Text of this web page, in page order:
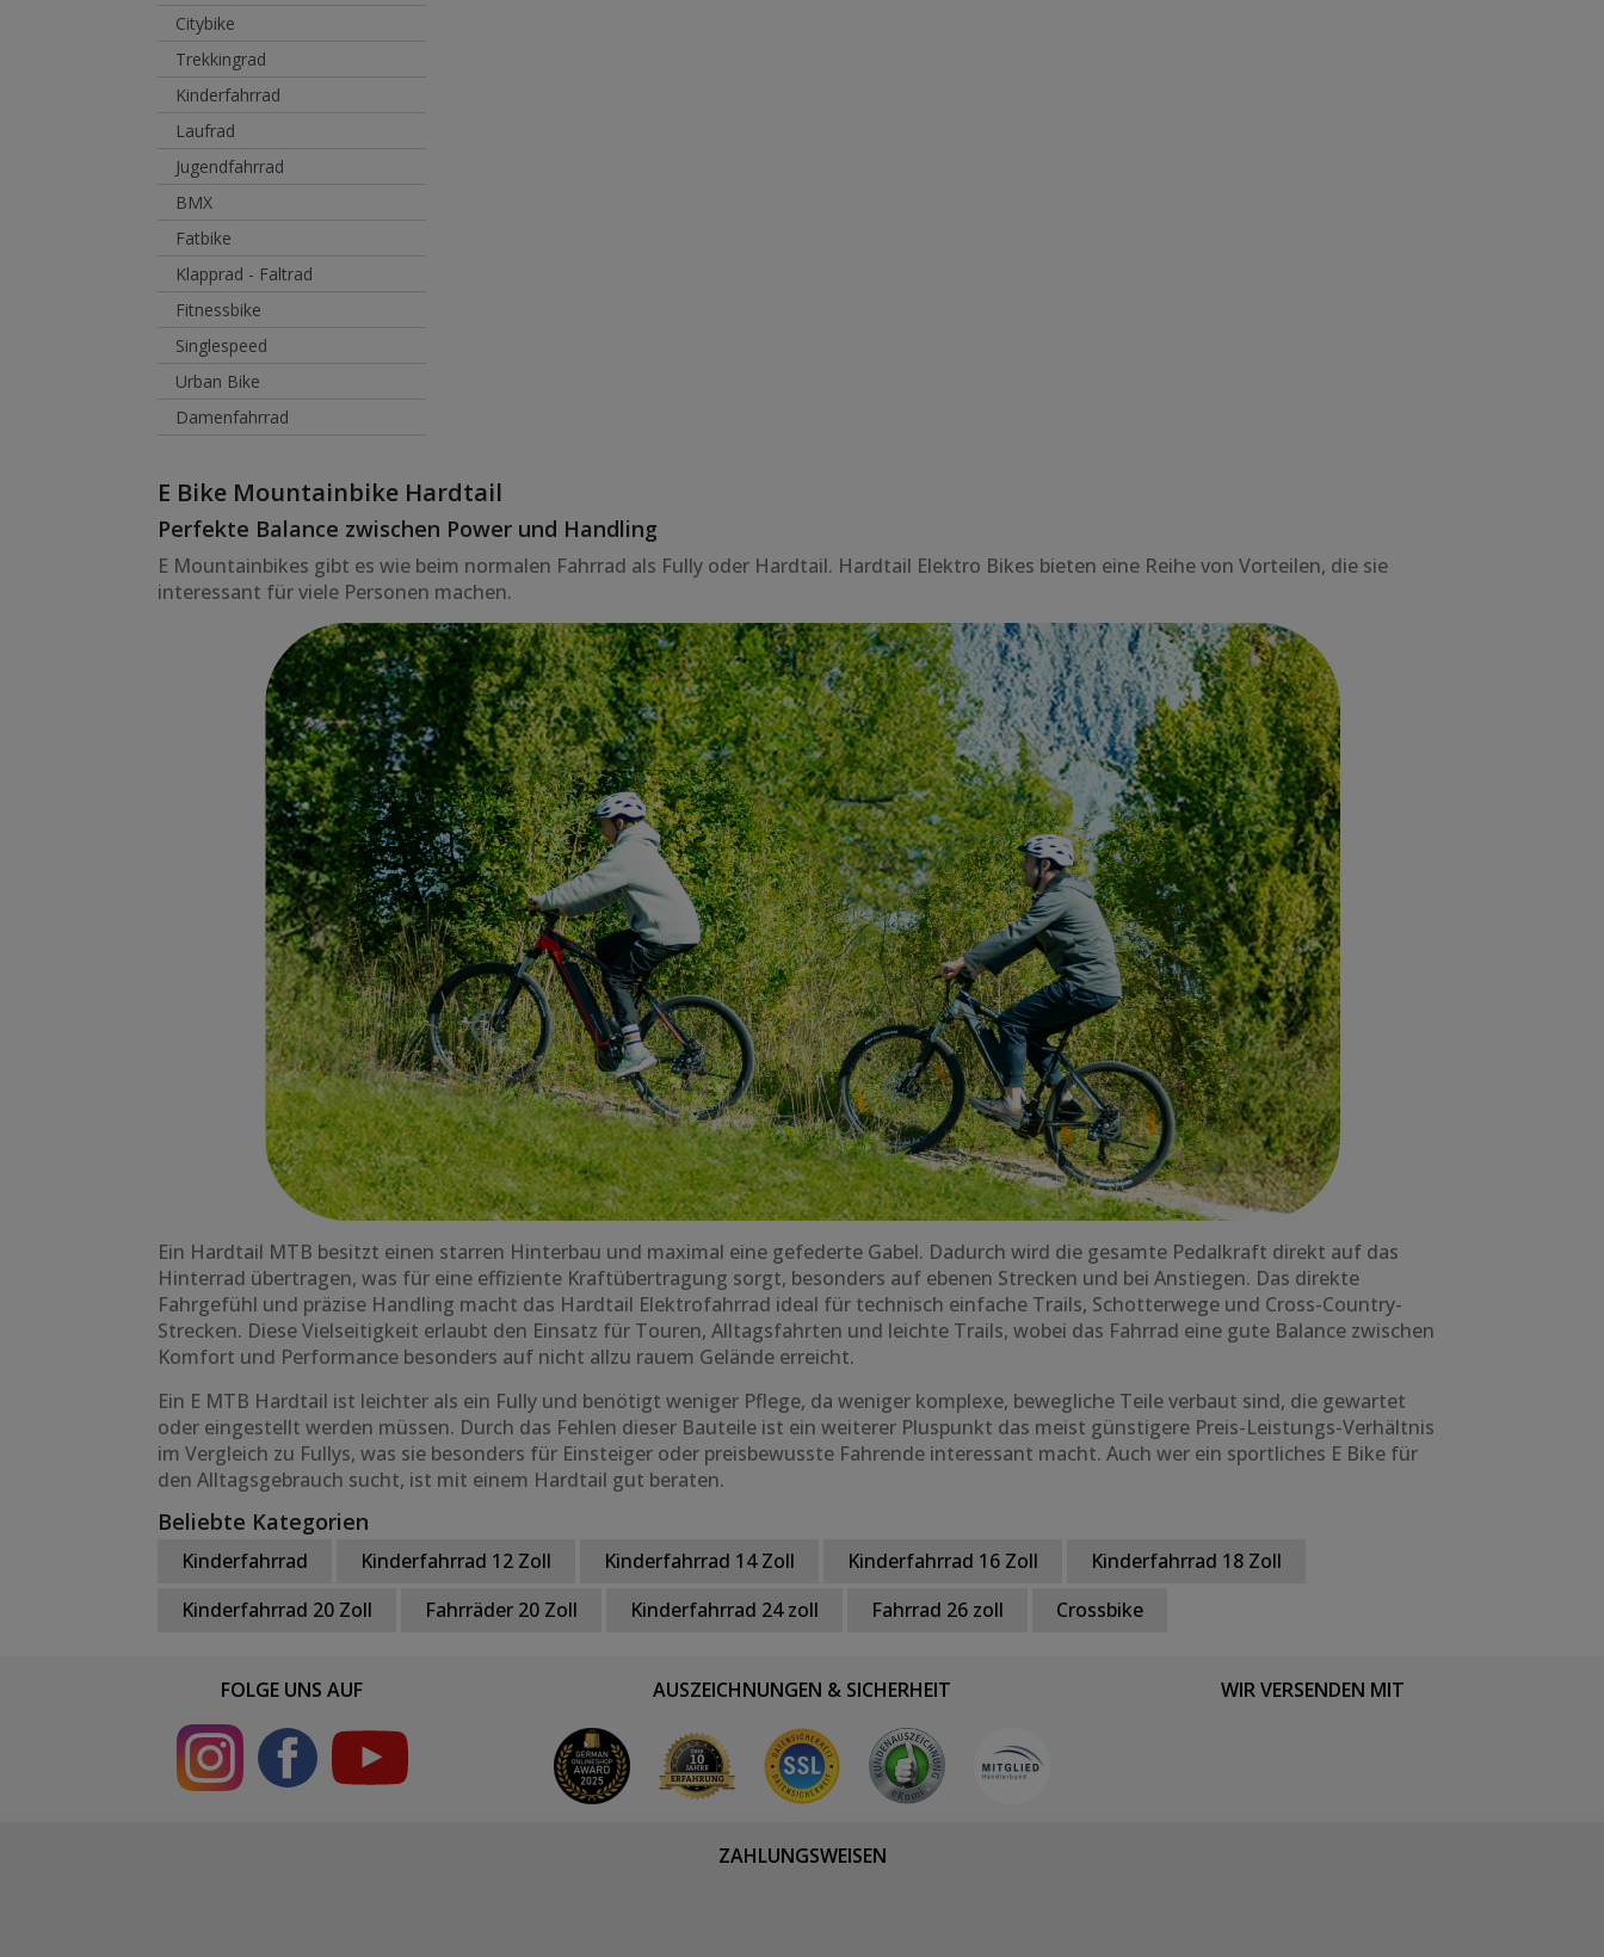
Citybike
Trekkingrad
Kinderfahrrad
Laufrad
Jugendfahrrad
BMX
Fatbike
Klapprad - Faltrad
Fitnessbike
Singlespeed
Urban Bike
Damenfahrrad
E Bike Mountainbike Hardtail
Perfekte Balance zwischen Power und Handling
E Mountainbikes gibt es wie beim normalen Fahrrad als Fully oder Hardtail. Hardtail Elektro Bikes bieten eine Reihe von Vorteilen, die sie
interessant für viele Personen machen.
Ein Hardtail MTB besitzt einen starren Hinterbau und maximal eine gefederte Gabel. Dadurch wird die gesamte Pedalkraft direkt auf das
Hinterrad übertragen, was für eine effiziente Kraftübertragung sorgt, besonders auf ebenen Strecken und bei Anstiegen. Das direkte
Fahrgefühl und präzise Handling macht das Hardtail Elektrofahrrad ideal für technisch einfache Trails, Schotterwege und Cross-Country-
Strecken. Diese Vielseitigkeit erlaubt den Einsatz für Touren, Alltagsfahrten und leichte Trails, wobei das Fahrrad eine gute Balance zwischen
Komfort und Performance besonders auf nicht allzu rauem Gelände erreicht.
Ein E MTB Hardtail ist leichter als ein Fully und benötigt weniger Pflege, da weniger komplexe, bewegliche Teile verbaut sind, die gewartet
oder eingestellt werden müssen. Durch das Fehlen dieser Bauteile ist ein weiterer Pluspunkt das meist günstigere Preis-Leistungs-Verhältnis
im Vergleich zu Fullys, was sie besonders für Einsteiger oder preisbewusste Fahrende interessant macht. Auch wer ein sportliches E Bike für
den Alltagsgebrauch sucht, ist mit einem Hardtail gut beraten.
Beliebte Kategorien
Kinderfahrrad Kinderfahrrad 12 Zoll Kinderfahrrad 14 Zoll Kinderfahrrad 16 Zoll
Kinderfahrrad 18 Zoll
Kinderfahrrad 20 Zoll
Fahrräder 20 Zoll Kinderfahrrad 24 zoll Fahrrad 26 zoll Crossbike
FOLGE UNS AUF AUSZEICHNUNGEN & SICHERHEIT WIR VERSENDEN MIT
ZAHLUNGSWEISEN